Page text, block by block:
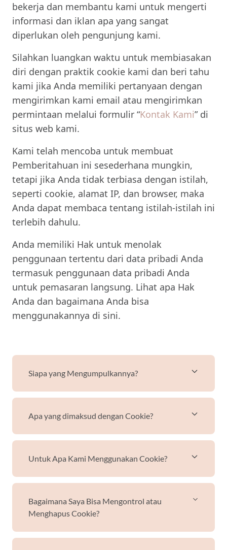
bekerja dan membantu kami untuk mengerti
informasi dan iklan apa yang sangat
diperlukan oleh pengunjung kami.
Silahkan luangkan waktu untuk membiasakan
diri dengan praktik cookie kami dan beri tahu
kami jika Anda memiliki pertanyaan dengan
mengirimkan kami email atau mengirimkan
permintaan melalui formulir “Kontak Kami” di
situs web kami.
Kami telah mencoba untuk membuat
Pemberitahuan ini sesederhana mungkin,
tetapi jika Anda tidak terbiasa dengan istilah,
seperti cookie, alamat IP, dan browser, maka
Anda dapat membaca tentang istilah-istilah ini
terlebih dahulu.
Anda memiliki Hak untuk menolak
penggunaan tertentu dari data pribadi Anda
termasuk penggunaan data pribadi Anda
untuk pemasaran langsung. Lihat apa Hak
Anda dan bagaimana Anda bisa
menggunakannya di sini.
Siapa yang Mengumpulkannya?
Apa yang dimaksud dengan Cookie?
Untuk Apa Kami Menggunakan Cookie?
Bagaimana Saya Bisa Mengontrol atau
Menghapus Cookie?